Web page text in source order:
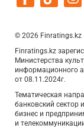
© 2026 Finratings.kz
Finratings.kz
Министерства
информационного
от 08.11.2024г.
Тематическая
банковский сектор
бизнес и
и